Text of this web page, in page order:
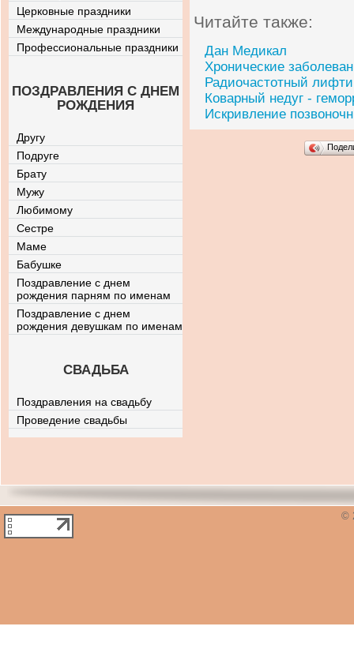
Читайте также:
Дан Медикал
Хронические
Радиочастотный
Коварный недуг -
Искривление
Церковные праздники
Международные праздники
Профессиональные праздники
ПОЗДРАВЛЕНИЯ С ДНЕМ
РОЖДЕНИЯ
Другу
Подруге
Брату
Мужу
Любимому
Сестре
Маме
Бабушке
Поздравление с днем
рождения парням по именам
Поздравление с днем
рождения девушкам по именам
СВАДЬБА
Поздравления на свадьбу
Проведение свадьбы
©